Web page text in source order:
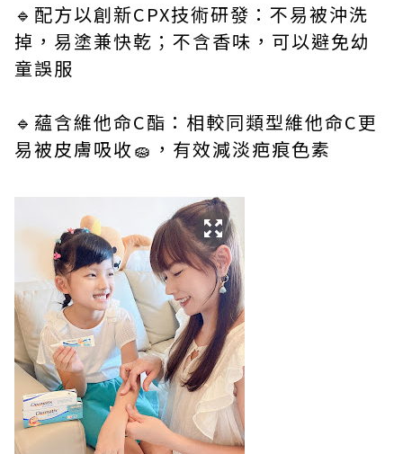
🔹配方以創新CPX技術研發：不易被沖洗
掉，易塗兼快乾；不含香味，可以避免幼
童誤服
🔹蘊含維他命C酯：相較同類型維他命C更
易被皮膚吸收🧽，有效減淡疤痕色素